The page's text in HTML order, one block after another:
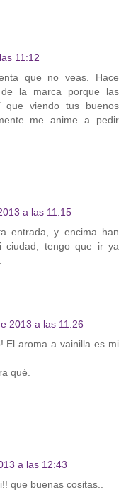
11:12
que no veas. Hace
la marca porque las
que viendo tus buenos
me anime a pedir
a las 11:15
entrada, y encima han
ciudad, tengo que ir ya
2013 a las 11:26
El aroma a vainilla es mi
qué.
a las 12:43
que buenas cositas..